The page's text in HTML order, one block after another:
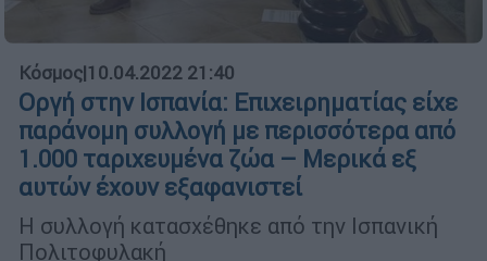
Κόσμος|10.04.2022 21:40
Οργή στην Ισπανία: Επιχειρηματίας είχε
παράνομη συλλογή με περισσότερα από
1.000 ταριχευμένα ζώα – Μερικά εξ
αυτών έχουν εξαφανιστεί
Η συλλογή κατασχέθηκε από την Ισπανική
Πολιτοφυλακή